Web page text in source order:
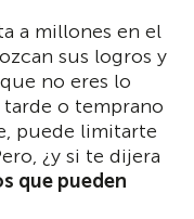
a millones en el
sus logros y
no eres lo
o temprano
puede limitarte
¿y si te dijera
que pueden